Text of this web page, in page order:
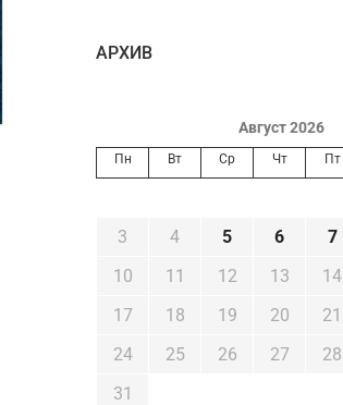
AРХИВ
Август 2026
Пн Вт Ср Чт Пт
3
4 5 6 7
10
11 12 13 14
17
18 19 20 21
24
25 26 27 28
31